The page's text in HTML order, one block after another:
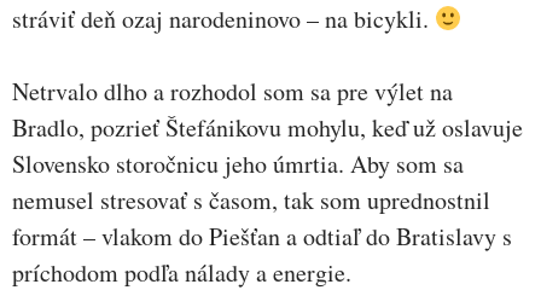
stráviť deň ozaj narodeninovo – na bicykli.
Netrvalo dlho a rozhodol som sa pre výlet na
Bradlo, pozrieť Štefánikovu mohylu, keď už oslavuje
Slovensko storočnicu jeho úmrtia. Aby som sa
nemusel stresovať s časom, tak som uprednostnil
formát – vlakom do Piešťan a odtiaľ do Bratislavy s
príchodom podľa nálady a energie.